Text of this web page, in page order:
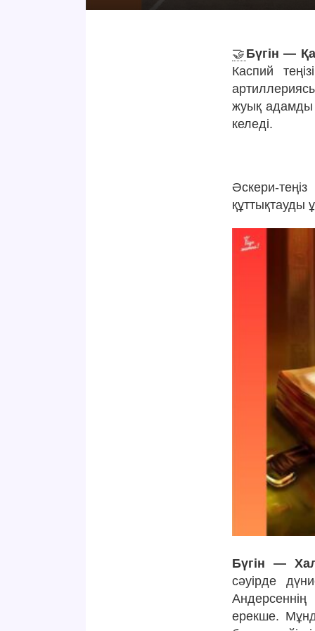
🤝 Бүгін —
Каспий
жуық адамды
келеді.
Әскери-
құттықтауды
Бүгін —
сәуірде
ерекше.